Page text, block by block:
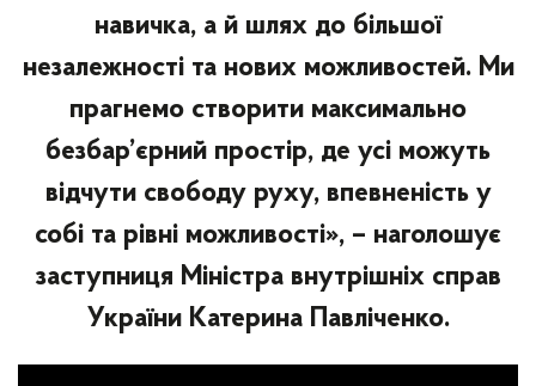
навичка, а й шлях до більшої
незалежності та нових можливостей. Ми
прагнемо створити максимально
безбар’єрний простір, де усі можуть
відчути свободу руху, впевненість у
собі та рівні можливості», – наголошує
заступниця Міністра внутрішніх справ
України Катерина Павліченко.